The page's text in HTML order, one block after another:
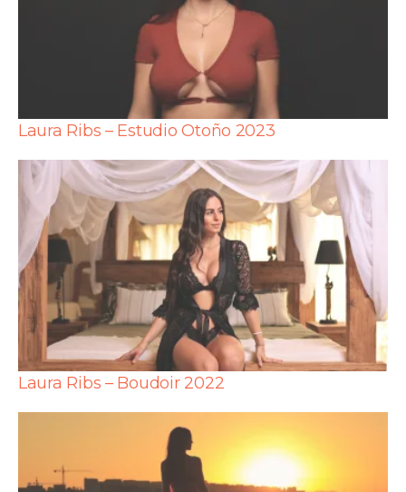
Laura Ribs – Estudio Otoño 2023
Laura Ribs – Boudoir 2022